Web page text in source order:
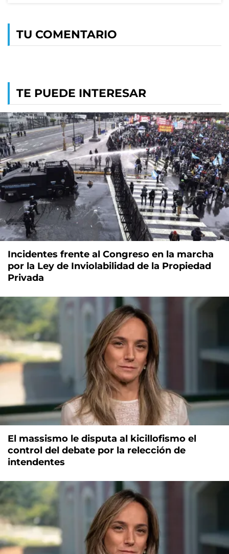
TU COMENTARIO
TE PUEDE INTERESAR
Incidentes frente al Congreso en la marcha
por la Ley de Inviolabilidad de la Propiedad
Privada
El massismo le disputa al kicillofismo el
control del debate por la relección de
intendentes